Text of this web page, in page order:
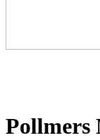
Pollmers